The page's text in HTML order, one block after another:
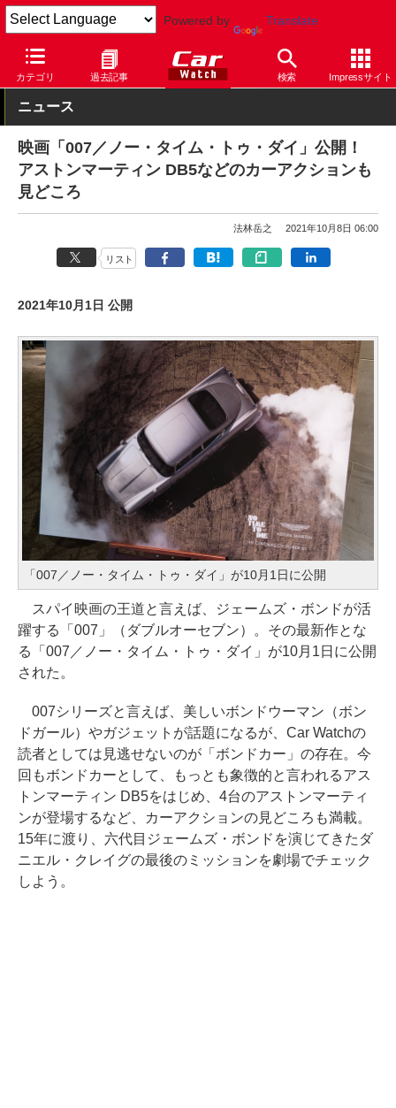
Powered by Translate
カテゴリ 過去記事 検索 Impressサイト
Car Watch 自動車 アストンマーティン
ニュース
映画「007／ノー・タイム・トゥ・ダイ」公開！
アストンマーティン DB5などのカーアクションも
見どころ
法林岳之 2021年10月8日 06:00
リスト
2021年10月1日 公開
「007／ノー・タイム・トゥ・ダイ」が10月1日に公開
スパイ映画の王道と言えば、ジェームズ・ボンドが活
躍する「007」（ダブルオーセブン）。その最新作とな
る「007／ノー・タイム・トゥ・ダイ」が10月1日に公開
された。
007シリーズと言えば、美しいボンドウーマン（ボン
ドガール）やガジェットが話題になるが、Car Watchの
読者としては見逃せないのが「ボンドカー」の存在。今
回もボンドカーとして、もっとも象徴的と言われるアス
トンマーティン DB5をはじめ、4台のアストンマーティ
ンが登場するなど、カーアクションの見どころも満載。
15年に渡り、六代目ジェームズ・ボンドを演じてきたダ
ニエル・クレイグの最後のミッションを劇場でチェック
しよう。